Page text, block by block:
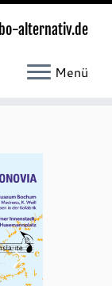
bo-alternativ.de
Menü